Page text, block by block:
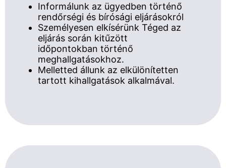
Informálunk az ügyedben történő
rendőrségi és bírósági eljárásokról
Személyesen elkísérünk Téged az
eljárás során kitűzött
időpontokban történő
meghallgatásokhoz.
Melletted állunk az elkülönítetten
tartott kihallgatások alkalmával.